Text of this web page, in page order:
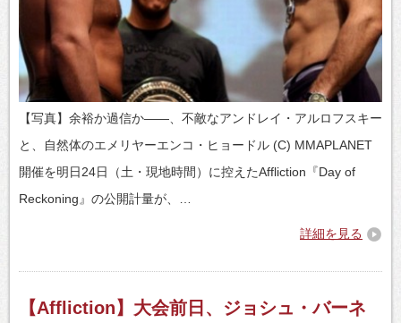
【写真】余裕か過信か――、不敵なアンドレイ・アルロフスキー
と、自然体のエメリヤーエンコ・ヒョードル (C) MMAPLANET
開催を明日24日（土・現地時間）に控えたAffliction『Day of
Reckoning』の公開計量が、…
詳細を見る
【Affliction】大会前日、ジョシュ・バーネ